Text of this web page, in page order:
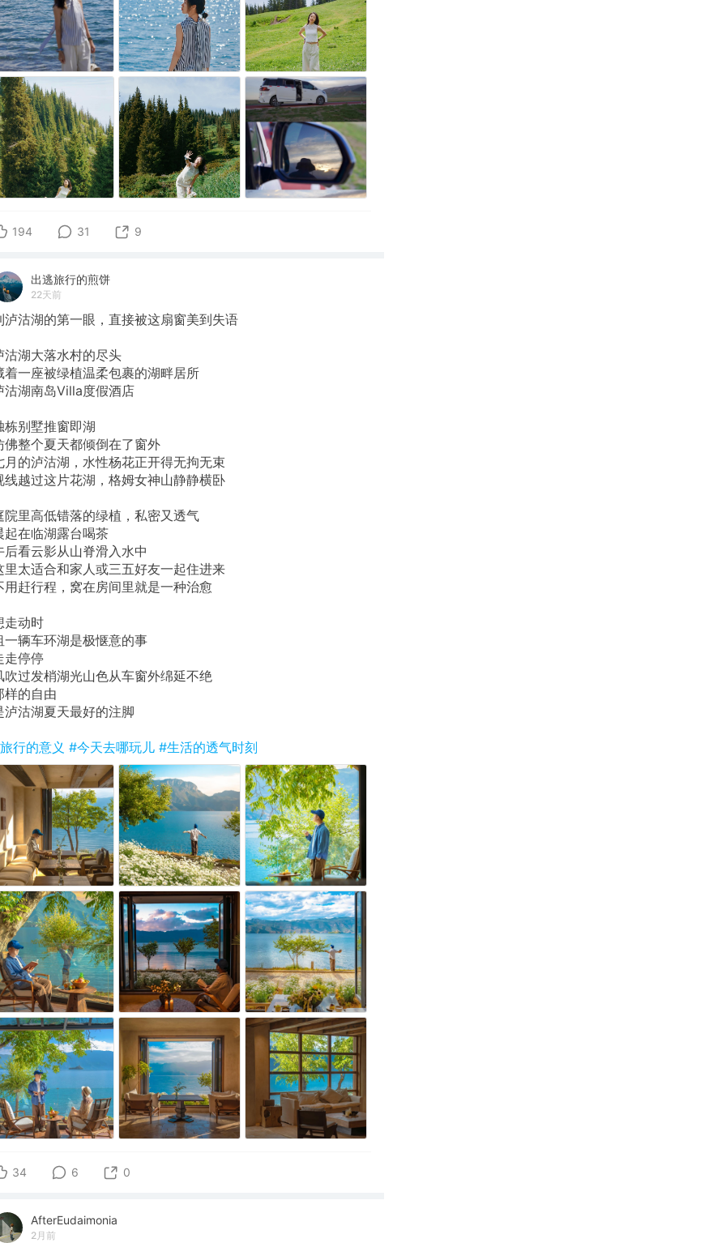
194 31 9
出逃旅行的煎饼
22天前
泸沽湖的第一眼，直接被这扇窗美到失语
沽湖大落水村的尽头
着一座被绿植温柔包裹的湖畔居所
沽湖南岛Villa度假酒店
栋别墅推窗即湖
佛整个夏天都倾倒在了窗外
月的泸沽湖，水性杨花正开得无拘无束
线越过这片花湖，格姆女神山静静横卧
院里高低错落的绿植，私密又透气
起在临湖露台喝茶
后看云影从山脊滑入水中
里太适合和家人或三五好友一起住进来
用赶行程，窝在房间里就是一种治愈
走动时
一辆车环湖是极惬意的事
走停停
吹过发梢湖光山色从车窗外绵延不绝
样的自由
泸沽湖夏天最好的注脚
行的意义 #今天去哪玩儿 #生活的透气时刻
34 6 0
AfterEudaimonia
2月前